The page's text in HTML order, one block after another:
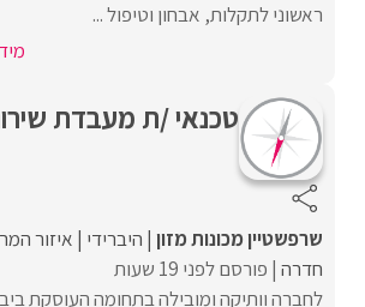
ראשוני לתקלות, אבחון וטיפול ...
טכנאי /ת מעבדת
שרפשטיין מכונות מזון היברידי איזור
חדרה פורסם לפני 19 שעות
לחברה וותיקה ומובילה בתחומה העוסקת